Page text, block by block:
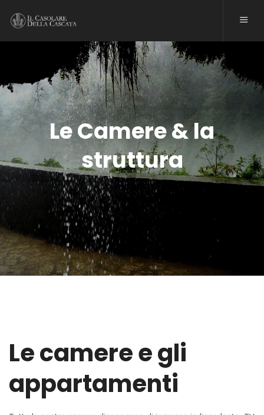
LE CAMERE
PRENOTA
CONTATTI
Le Camere & la
struttura
Le camere e gli
appartamenti